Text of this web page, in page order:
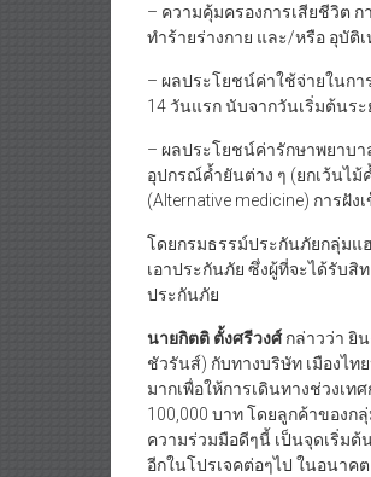
– ความคุ้มครองการเสียชีวิต
ทำร้ายร่างกาย และ/หรือ อุบัติ
– ผลประโยชน์ค่าใช้จ่ายในกา
14 วันแรก นับจากวันเริ่มต้นร
– ผลประโยชน์ค่ารักษาพยาบา
อุปกรณ์ค้ำยันต่าง ๆ (ยกเว้นไม้
(Alternative medicine) การฝัง
โดยกรมธรรม์ประกันภัยกลุ่มแ
เอาประกันภัย ซึ่งผู้ที่จะได้รับ
ประกันภัย
นายกิตติ ตั้งศรีวงศ์กล่าวว่า ยิ
ชัวรันส์) กับทางบริษัท เมืองไ
มากเพื่อให้การเดินทางช่วงเ
100,000 บาท โดยลูกค้าของ
ความร่วมมือดีๆนี้ เป็นจุดเริ่มต้
อีกในโปรเจคต่อๆไป ในอนาคต